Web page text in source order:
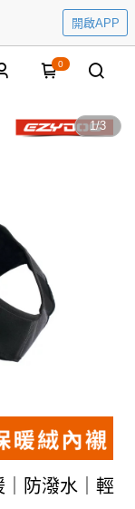
開啟APP
0
1/3
｜防潑水｜輕